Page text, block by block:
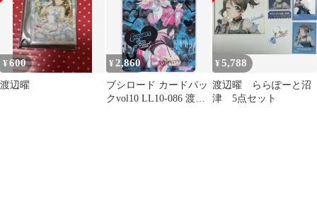
¥600
渡辺曜
¥ 2,860
ブシロード カードパッ
クvol10 LL10-086 渡辺
¥5,788
渡辺曜 ららぽーと沼
津 5点セット